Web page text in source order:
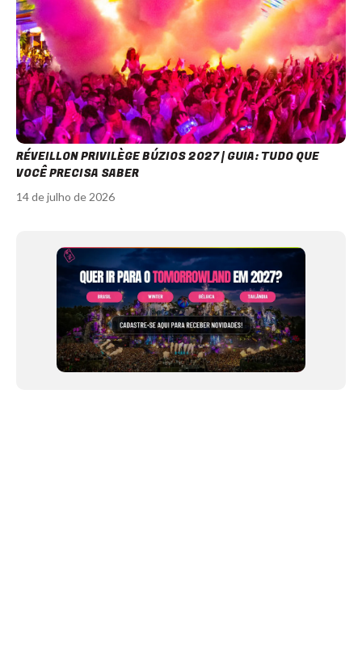
RÉVEILLON PRIVILÈGE BÚZIOS 2027 | GUIA: TUDO QUE
VOCÊ PRECISA SABER
14 de julho de 2026